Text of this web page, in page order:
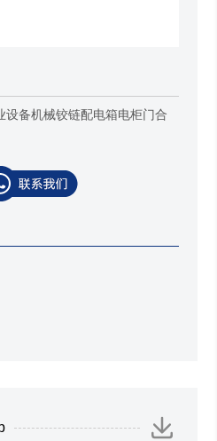
备机械铰链配电箱电柜门合